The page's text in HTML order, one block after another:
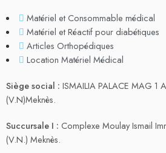
Matériel et Consommable médical
Matériel et Réactif pour diabétiques
Articles Orthopédiques
Location Matériel Médical
Siège social : ISMAILIA PALACE MAG 1
(V.N)Meknès.
Succursale I : Complexe Moulay Ismail
(V.N.) Meknès.